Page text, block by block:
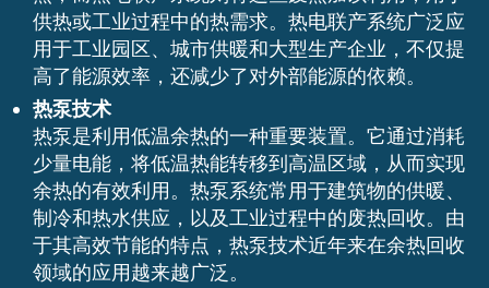
供热或工业过程中的热需求。热电联产系统广泛应
用于工业园区、城市供暖和大型生产企业，不仅提
高了能源效率，还减少了对外部能源的依赖。
热泵技术
热泵是利用低温余热的一种重要装置。它通过消耗
少量电能，将低温热能转移到高温区域，从而实现
余热的有效利用。热泵系统常用于建筑物的供暖、
制冷和热水供应，以及工业过程中的废热回收。由
于其高效节能的特点，热泵技术近年来在余热回收
领域的应用越来越广泛。